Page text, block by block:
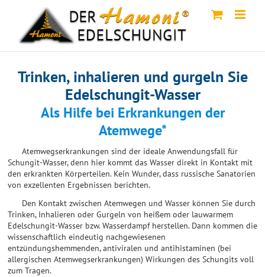
content
Trinken, inhalieren und gurgeln Sie
Edelschungit-Wasser
Als Hilfe bei Erkrankungen der
Atemwege*
Atemwegserkrankungen sind der ideale Anwendungsfall für
Schungit-Wasser, denn hier kommt das Wasser direkt in Kontakt mit
den erkrankten Körperteilen. Kein Wunder, dass russische Sanatorien
von exzellenten Ergebnissen berichten.
Den Kontakt zwischen Atemwegen und Wasser können Sie durch
Trinken, Inhalieren oder Gurgeln von heißem oder lauwarmem
Edelschungit-Wasser bzw. Wasserdampf herstellen. Dann kommen die
wissenschaftlich eindeutig nachgewiesenen
entzündungshemmenden, antiviralen und antihistaminen (bei
allergischen Atemwegserkrankungen) Wirkungen des Schungits voll
zum Tragen.